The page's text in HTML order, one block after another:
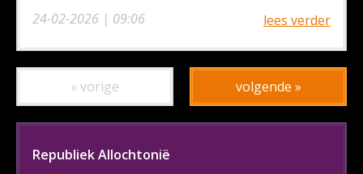
24-02-2026 | 09:06
lees verder
« vorige volgende »
Republiek Allochtonië